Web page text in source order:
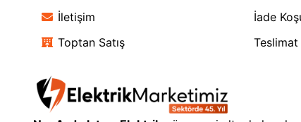
İletişim
Toptan Satış
İade
Teslimat